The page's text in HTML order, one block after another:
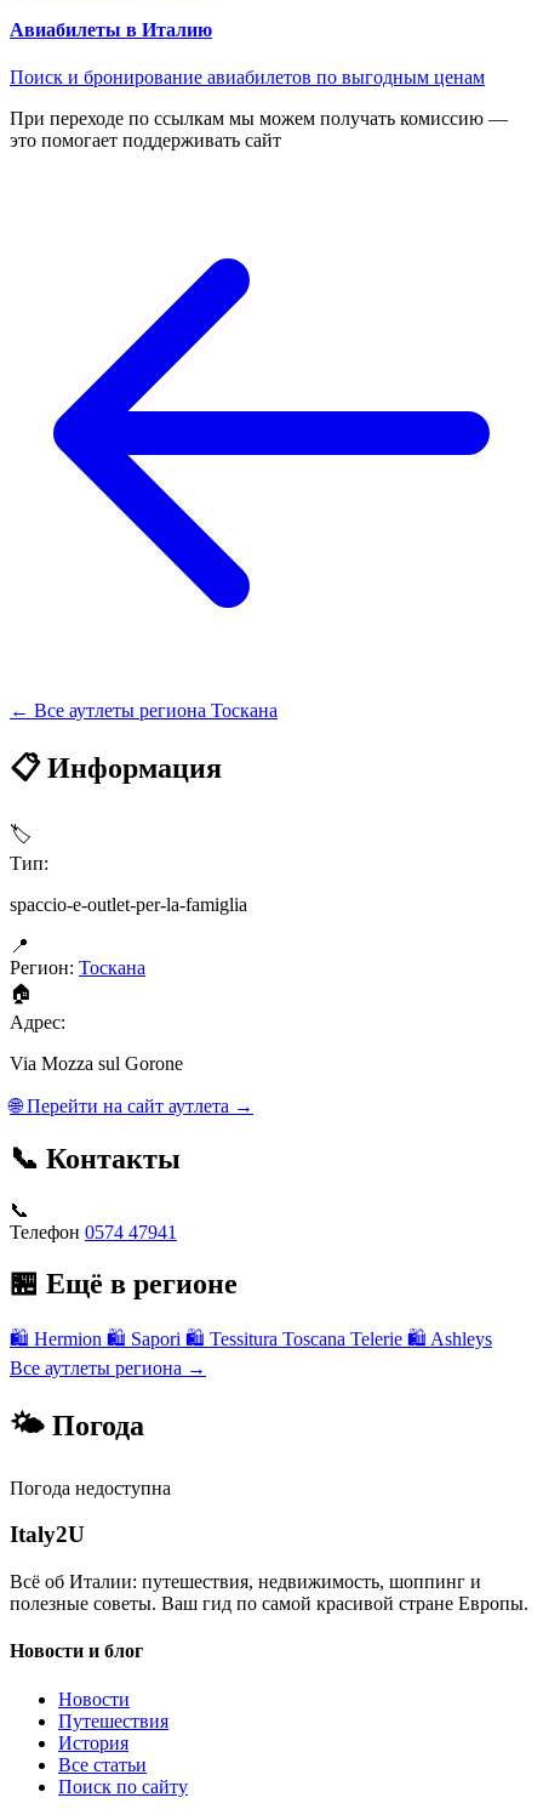
Авиабилеты в Италию
Поиск и бронирование авиабилетов по выгодным ценам
При переходе по ссылкам мы можем получать комиссию —
это помогает поддерживать сайт
← Все аутлеты региона Тоскана
📋 Информация
🏷
Тип:
spaccio-e-outlet-per-la-famiglia
📍
Регион: Тоскана
🏠
Адрес:
Via Mozza sul Gorone
🌐 Перейти на сайт аутлета →
📞 Контакты
📞
Телефон 0574 47941
🏪 Ещё в регионе
🛍 Hermion 🛍 Sapori 🛍 Tessitura Toscana Telerie 🛍 Ashleys
Все аутлеты региона →
🌤 Погода
Погода недоступна
Italy2U
Всё об Италии: путешествия, недвижимость, шоппинг и
полезные советы. Ваш гид по самой красивой стране Европы.
Новости и блог
Новости
Путешествия
История
Все статьи
Поиск по сайту